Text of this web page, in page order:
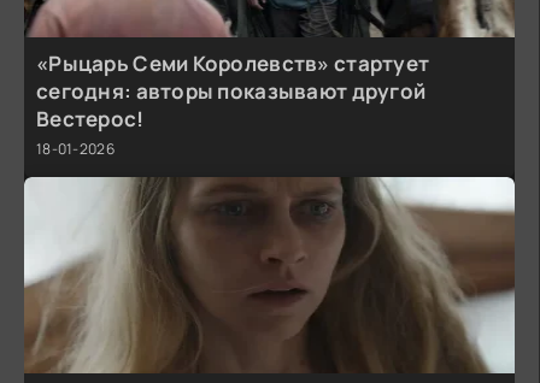
«Рыцарь Семи Королевств» стартует
сегодня: авторы показывают другой
Вестерос!
18-01-2026